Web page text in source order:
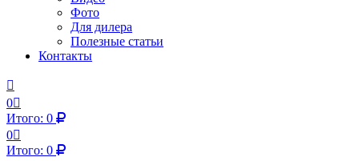
Фото
Для дилера
Полезные статьи
Контакты
0
Итого: 0
0
Итого: 0